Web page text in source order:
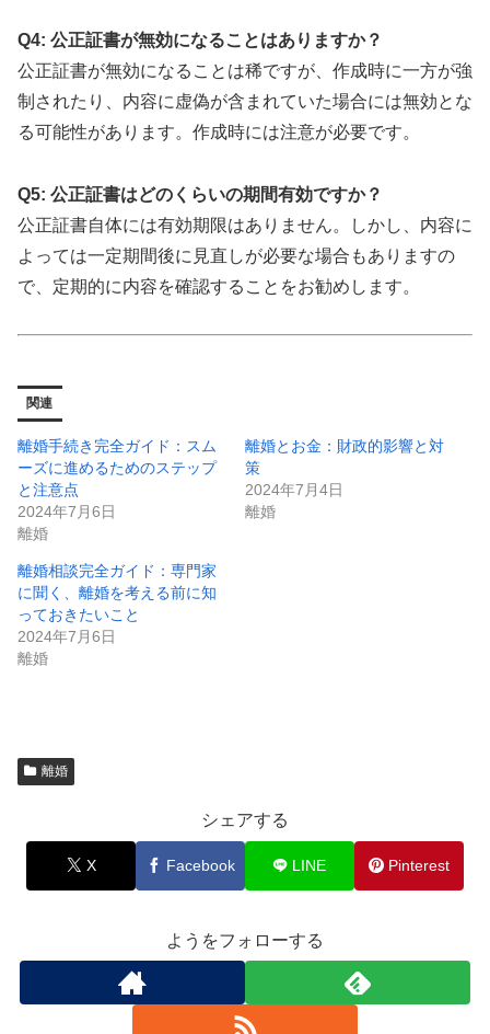
Q4: 公正証書が無効になることはありますか？
公正証書が無効になることは稀ですが、作成時に一方が強
制されたり、内容に虚偽が含まれていた場合には無効とな
る可能性があります。作成時には注意が必要です。
Q5: 公正証書はどのくらいの期間有効ですか？
公正証書自体には有効期限はありません。しかし、内容に
よっては一定期間後に見直しが必要な場合もありますの
で、定期的に内容を確認することをお勧めします。
関連
離婚手続き完全ガイド：スム
ーズに進めるためのステップ
と注意点
2024年7月6日
離婚
離婚とお金：財政的影響と対
策
2024年7月4日
離婚
離婚相談完全ガイド：専門家
に聞く、離婚を考える前に知
っておきたいこと
2024年7月6日
離婚
離婚
シェアする
X Facebook LINE Pinterest
ようをフォローする